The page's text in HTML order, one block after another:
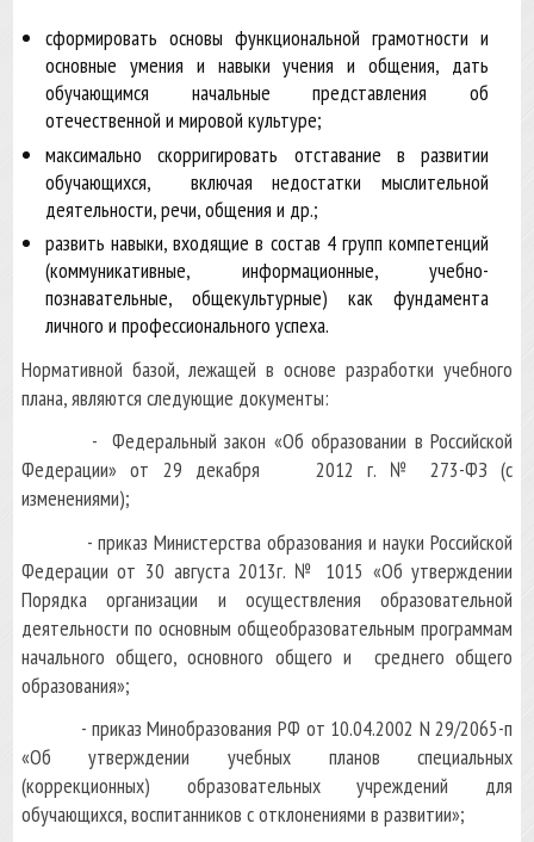
сформировать основы функциональной грамотности и
основные умения и навыки учения и общения, дать
обучающимся начальные представления об
отечественной и мировой культуре;
максимально скорригировать отставание в развитии
обучающихся, включая недостатки мыслительной
деятельности, речи, общения и др.;
развить навыки, входящие в состав 4 групп компетенций
(коммуникативные, информационные, учебно-
познавательные, общекультурные) как фундамента
личного и профессионального успеха.
Нормативной базой, лежащей в основе разработки учебного
плана, являются следующие документы:
- Федеральный закон «Об образовании в Российской
Федерации» от 29 декабря 2012 г. № 273-ФЗ (с
изменениями);
- приказ Министерства образования и науки Российской
Федерации от 30 августа 2013г. № 1015 «Об утверждении
Порядка организации и осуществления образовательной
деятельности по основным общеобразовательным программам
начального общего, основного общего и среднего общего
образования»;
- приказ Минобразования РФ от 10.04.2002 N 29/2065-п
«Об утверждении учебных планов специальных
(коррекционных) образовательных учреждений для
обучающихся, воспитанников с отклонениями в развитии»;